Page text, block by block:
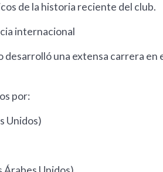
de la historia reciente del club.
internacional
desarrolló una extensa carrera
por:
Unidos)